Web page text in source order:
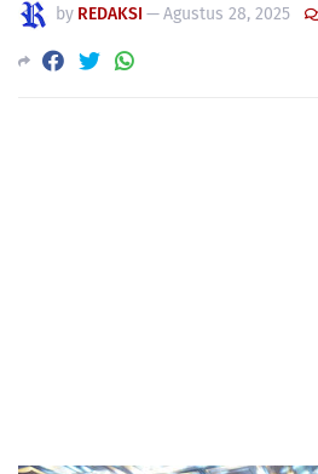
by REDAKSI —Agustus 28, 2025